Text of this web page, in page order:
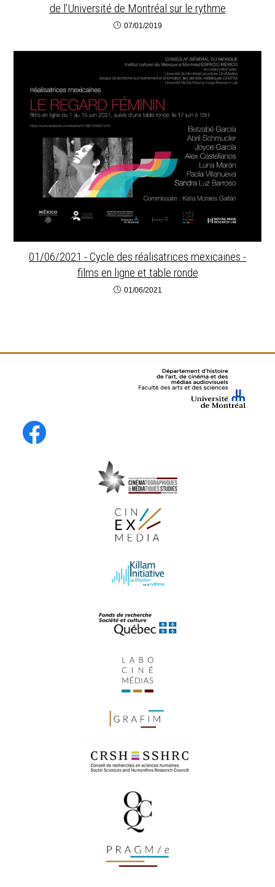
de l’Université de Montréal sur le rythme
07/01/2019
01/06/2021 - Cycle des réalisatrices mexicaines -
films en ligne et table ronde
01/06/2021